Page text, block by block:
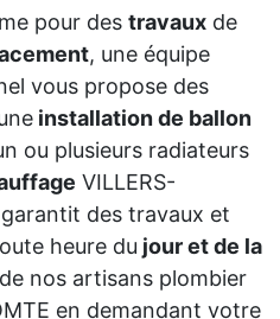
pour des travaux de
, une équipe
vous propose des
installation de ballon
ou plusieurs radiateurs
VILLERS-
des travaux et
heure du jour et de la
nos artisans plombier
en demandant votre